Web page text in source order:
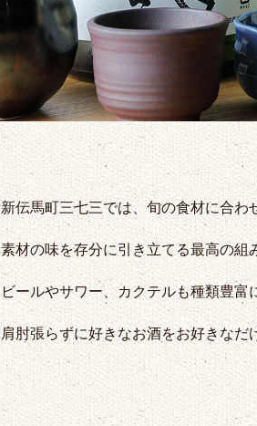
新伝馬町三七三では、旬の食材に合
素材の味を存分に引き立てる最高の
ビールやサワー、カクテルも種類豊富
肩肘張らずに好きなお酒をお好きなだ